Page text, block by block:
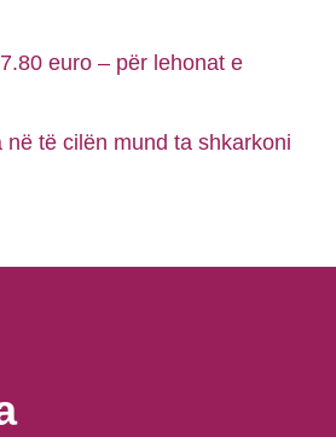
euro – për lehonat e
në të cilën mund ta shkarkoni